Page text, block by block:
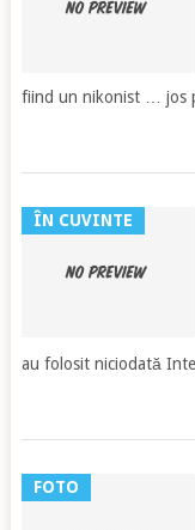
fiind un nikonist … jos
ÎN CUVINTE
au folosit niciodată
FOTO